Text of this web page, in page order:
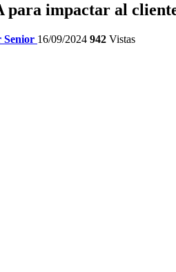
para impactar al
Senior 16/09/2024 942 Vistas